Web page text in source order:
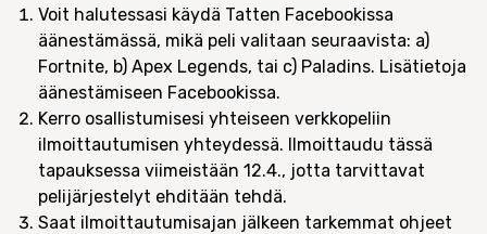
Voit halutessasi käydä Tatten Facebookissa
äänestämässä, mikä peli valitaan seuraavista: a)
Fortnite, b) Apex Legends, tai c) Paladins. Lisätietoja
äänestämiseen Facebookissa.
Kerro osallistumisesi yhteiseen verkkopeliin
ilmoittautumisen yhteydessä. Ilmoittaudu tässä
tapauksessa viimeistään 12.4., jotta tarvittavat
pelijärjestelyt ehditään tehdä.
Saat ilmoittautumisajan jälkeen tarkemmat ohjeet